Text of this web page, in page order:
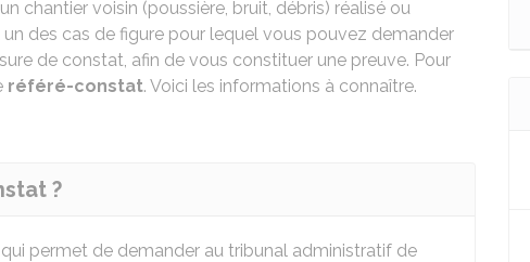
chantier voisin (poussière, bruit, débris) réalisé ou
des cas de figure pour lequel vous pouvez demander
de constat, afin de vous constituer une preuve. Pour
référé-constat. Voici les informations à connaître.
?
permet de demander au tribunal administratif de